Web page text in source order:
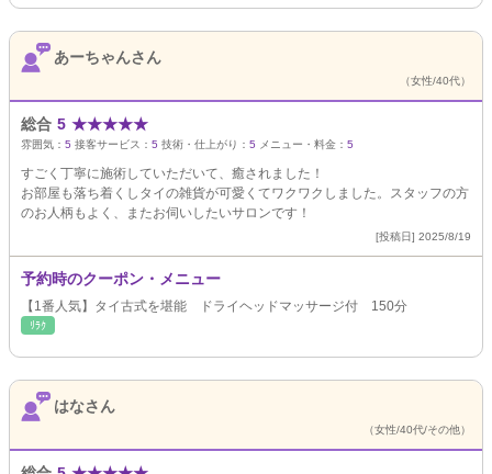
あーちゃんさん
（女性/40代）
総合 5 ★★★★★
雰囲気： 5 接客サービス： 5 技術・仕上がり： 5 メニュー・料金： 5
すごく丁寧に施術していただいて、癒されました！
お部屋も落ち着くしタイの雑貨が可愛くてワクワクしました。スタッフの方
のお人柄もよく、またお伺いしたいサロンです！
[投稿日] 2025/8/19
予約時のクーポン・メニュー
【1番人気】タイ古式を堪能 ドライヘッドマッサージ付 150分
ﾘﾗｸ
はなさん
（女性/40代/その他）